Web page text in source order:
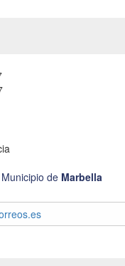
Municipio de Marbella